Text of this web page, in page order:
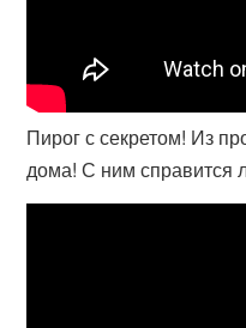
Пирог с секретом! Из
дома! С ним справится